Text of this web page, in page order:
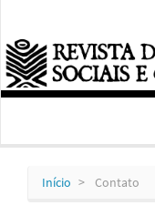
Conteúdo
principal
Barra
Lateral
Início Contato